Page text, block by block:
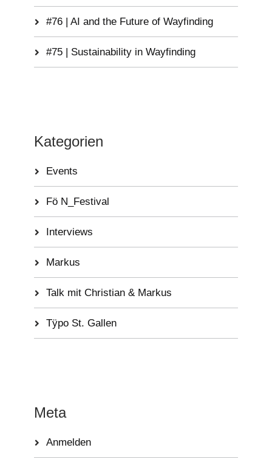
#76 | AI and the Future of Wayfinding
#75 | Sustainability in Wayfinding
Kategorien
Events
Fö N_Festival
Interviews
Markus
Talk mit Christian & Markus
Tÿpo St. Gallen
Meta
Anmelden